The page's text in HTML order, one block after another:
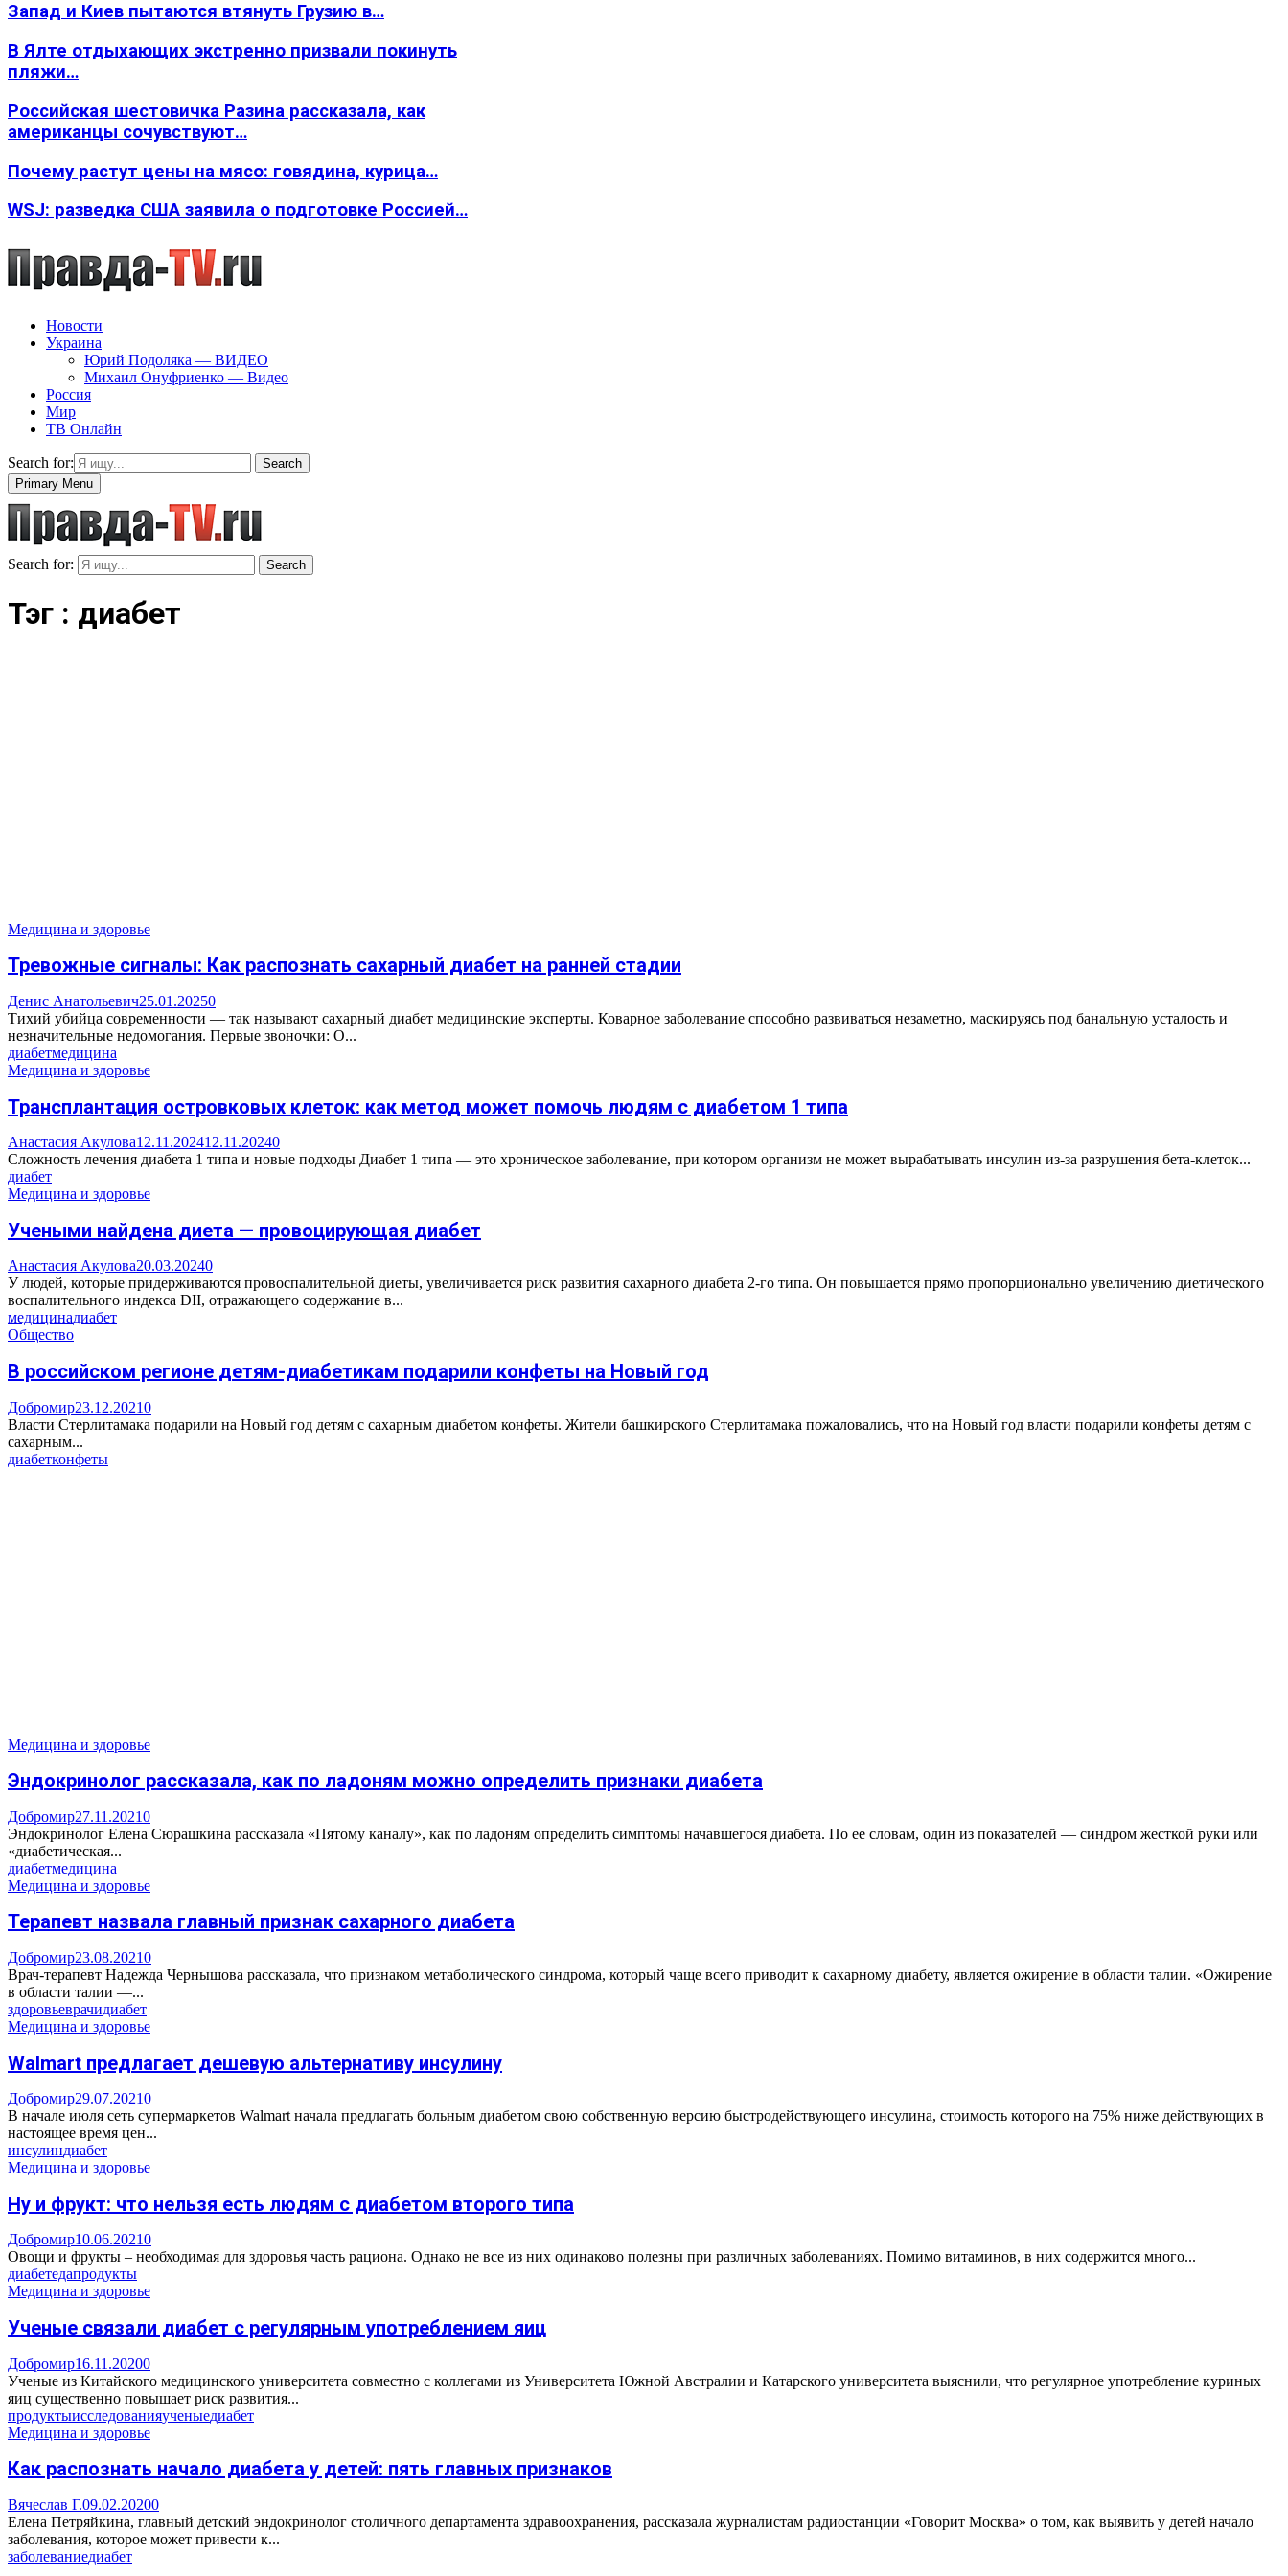
Запад и Киев пытаются втянуть Грузию в…
В Ялте отдыхающих экстренно призвали покинуть
пляжи…
Российская шестовичка Разина рассказала, как
американцы сочувствуют…
Почему растут цены на мясо: говядина, курица…
WSJ: разведка США заявила о подготовке Россией…
Новости
Украина
Юрий Подоляка — ВИДЕО
Михаил Онуфриенко — Видео
Россия
Мир
ТВ Онлайн
Search for:
Search
Primary Menu
Search for: Search
Тэг : диабет
Медицина и здоровье
Тревожные сигналы: Как распознать сахарный диабет на ранней стадии
Денис Анатольевич25.01.20250
Тихий убийца современности — так называют сахарный диабет медицинские эксперты. Коварное заболевание способно развиваться незаметно, маскируясь под банальную усталость и
незначительные недомогания. Первые звоночки: О...
диабетмедицина
Медицина и здоровье
Трансплантация островковых клеток: как метод может помочь людям с диабетом 1 типа
Анастасия Акулова12.11.202412.11.20240
Сложность лечения диабета 1 типа и новые подходы Диабет 1 типа — это хроническое заболевание, при котором организм не может вырабатывать инсулин из-за разрушения бета-клеток...
диабет
Медицина и здоровье
Учеными найдена диета — провоцирующая диабет
Анастасия Акулова20.03.20240
У людей, которые придерживаются провоспалительной диеты, увеличивается риск развития сахарного диабета 2-го типа. Он повышается прямо пропорционально увеличению диетического
воспалительного индекса DII, отражающего содержание в...
медицинадиабет
Общество
В российском регионе детям-диабетикам подарили конфеты на Новый год
Добромир23.12.20210
Власти Стерлитамака подарили на Новый год детям с сахарным диабетом конфеты. Жители башкирского Стерлитамака пожаловались, что на Новый год власти подарили конфеты детям с
сахарным...
диабетконфеты
Медицина и здоровье
Эндокринолог рассказала, как по ладоням можно определить признаки диабета
Добромир27.11.20210
Эндокринолог Елена Сюрашкина рассказала «Пятому каналу», как по ладоням определить симптомы начавшегося диабета. По ее словам, один из показателей — синдром жесткой руки или
«диабетическая...
диабетмедицина
Медицина и здоровье
Терапевт назвала главный признак сахарного диабета
Добромир23.08.20210
Врач-терапевт Надежда Чернышова рассказала, что признаком метаболического синдрома, который чаще всего приводит к сахарному диабету, является ожирение в области талии. «Ожирение
в области талии —...
здоровьеврачидиабет
Медицина и здоровье
Walmart предлагает дешевую альтернативу инсулину
Добромир29.07.20210
В начале июля сеть супермаркетов Walmart начала предлагать больным диабетом свою собственную версию быстродействующего инсулина, стоимость которого на 75% ниже действующих в
настоящее время цен...
инсулиндиабет
Медицина и здоровье
Ну и фрукт: что нельзя есть людям с диабетом второго типа
Добромир10.06.20210
Овощи и фрукты – необходимая для здоровья часть рациона. Однако не все из них одинаково полезны при различных заболеваниях. Помимо витаминов, в них содержится много...
диабетедапродукты
Медицина и здоровье
Ученые связали диабет с регулярным употреблением яиц
Добромир16.11.20200
Ученые из Китайского медицинского университета совместно с коллегами из Университета Южной Австралии и Катарского университета выяснили, что регулярное употребление куриных
яиц существенно повышает риск развития...
продуктыисследованияученыедиабет
Медицина и здоровье
Как распознать начало диабета у детей: пять главных признаков
Вячеслав Г.09.02.20200
Елена Петряйкина, главный детский эндокринолог столичного департамента здравоохранения, рассказала журналистам радиостанции «Говорит Москва» о том, как выявить у детей начало
заболевания, которое может привести к...
заболеваниедиабет